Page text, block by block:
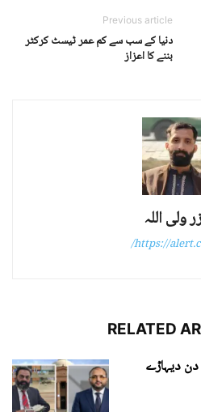
Previous article
دنیا کے سب سے کم عمر ٹیسٹ کرکٹر
بننے کا اعزاز
ولی اللہ
https://
RELATED
دیہاڑے